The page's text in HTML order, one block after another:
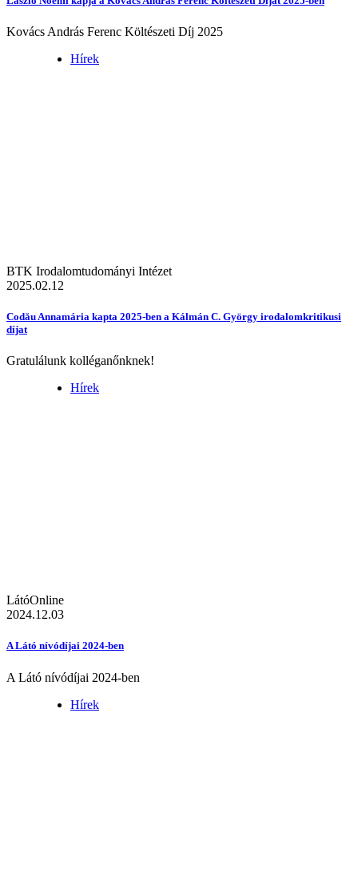
Kovács András Ferenc Költészeti Díj 2025
Hírek
BTK Irodalomtudományi Intézet
2025.02.12
Codău Annamária kapta 2025-ben a Kálmán C. György irodalomkritikusi
díjat
Gratulálunk kolléganőnknek!
Hírek
LátóOnline
2024.12.03
A Látó nívódíjai 2024-ben
A Látó nívódíjai 2024-ben
Hírek